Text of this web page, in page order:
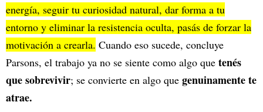
energía, seguir tu curiosidad natural, dar forma a tu
entorno y eliminar la resistencia oculta, pasás de forzar la
motivación a crearla. Cuando eso sucede, concluye
Parsons, el trabajo ya no se siente como algo que tenés
que sobrevivir; se convierte en algo que genuinamente te
atrae.